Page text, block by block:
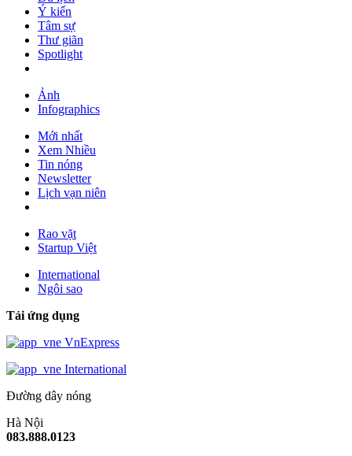
Ý kiến
Tâm sự
Thư giãn
Spotlight
Ảnh
Infographics
Mới nhất
Xem Nhiều
Tin nóng
Newsletter
Lịch vạn niên
Rao vặt
Startup Việt
International
Ngôi sao
Tải ứng dụng
VnExpress
International
Đường dây nóng
Hà Nội
083.888.0123